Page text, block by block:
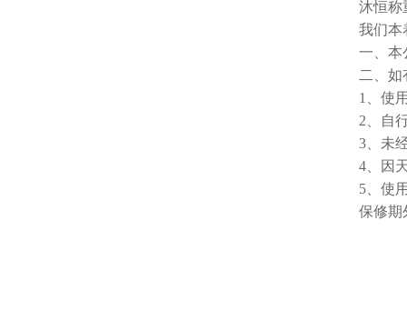
沐恒称
我们本
一、本
二、
1、使
2、自
3、未
4、因
5、使
保修期